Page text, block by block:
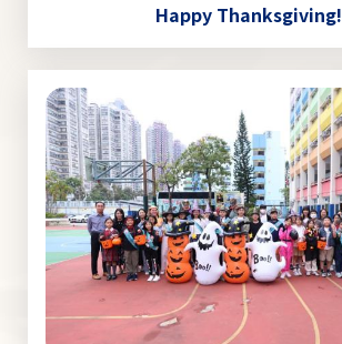
Happy Thanksgiving!